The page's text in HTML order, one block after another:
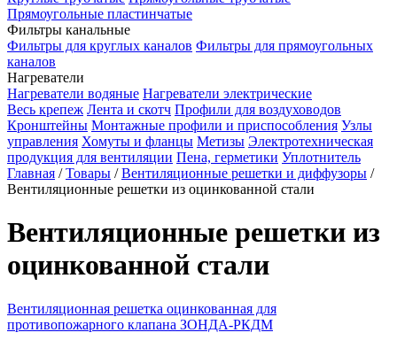
Прямоугольные пластинчатые
Фильтры канальные
Фильтры для круглых каналов Фильтры для прямоугольных
каналов
Нагреватели
Нагреватели водяные Нагреватели электрические
Весь крепеж Лента и скотч Профили для воздуховодов
Кронштейны Монтажные профили и приспособления Узлы
управления Хомуты и фланцы Метизы Электротехническая
продукция для вентиляции Пена, герметики Уплотнитель
Главная /Товары /Вентиляционные решетки и диффузоры /
Вентиляционные решетки из оцинкованной стали
Вентиляционные решетки из
оцинкованной стали
Вентиляционная решетка оцинкованная для
противопожарного клапана ЗОНДА-РКДМ